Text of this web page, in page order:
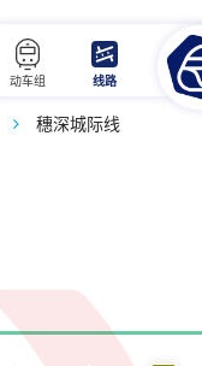
动车组 线路
穗深城际线